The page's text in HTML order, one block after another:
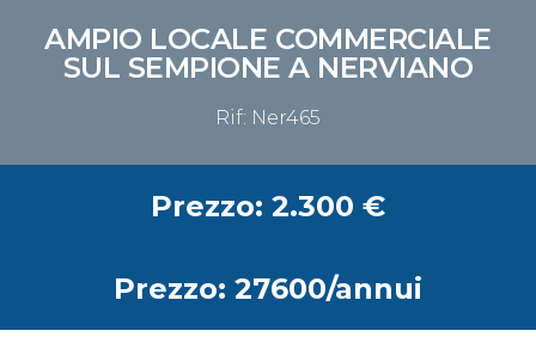
AMPIO LOCALE COMMERCIALE
SUL SEMPIONE A NERVIANO
Rif: Ner465
Prezzo: 2.300 €
Prezzo: 27600/annui